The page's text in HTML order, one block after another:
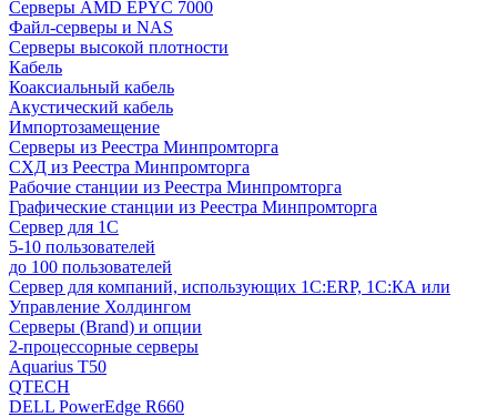
Серверы AMD EPYC 7000
Файл-серверы и NAS
Серверы высокой плотности
Кабель
Коаксиальный кабель
Акустический кабель
Импортозамещение
Серверы из Реестра Минпромторга
СХД из Реестра Минпромторга
Рабочие станции из Реестра Минпромторга
Графические станции из Реестра Минпромторга
Сервер для 1С
5-10 пользователей
до 100 пользователей
Сервер для компаний, использующих 1C:ERP, 1С:КА или
Управление Холдингом
Серверы (Brand) и опции
2-процессорные серверы
Aquarius T50
QTECH
DELL PowerEdge R660